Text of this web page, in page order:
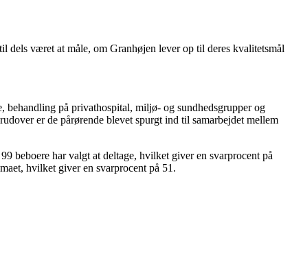
dels været at måle, om Granhøjen lever op til deres kvalitetsmål
behandling på privathospital, miljø- og sundhedsgrupper og
er de pårørende blevet spurgt ind til samarbejdet mellem
beboere har valgt at deltage, hvilket giver en svarprocent på
hvilket giver en svarprocent på 51.